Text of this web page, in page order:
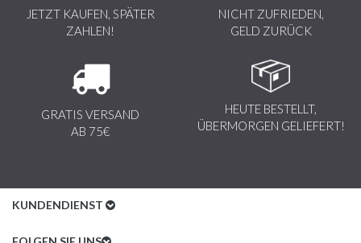
JETZT KAUFEN, SPÄTER
ZAHLEN!
NICHT ZUFRIEDEN,
GELD ZURÜCK
GRATIS VERSAND
AB 75€
HEUTE BESTELLT,
ÜBERMORGEN GELIEFERT!
KUNDENDIENST
Kundenservice